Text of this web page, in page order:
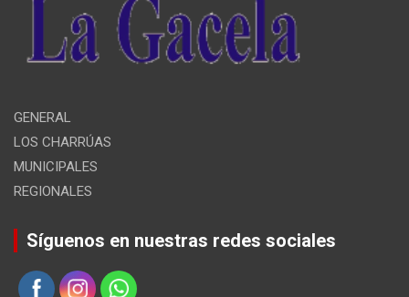
GENERAL
LOS CHARRÚAS
MUNICIPALES
REGIONALES
Síguenos en nuestras redes sociales